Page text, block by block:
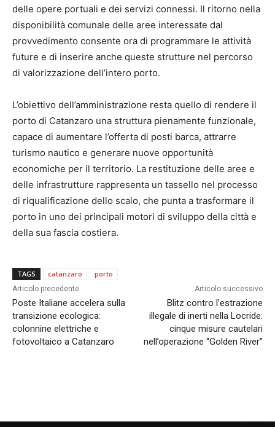
delle opere portuali e dei servizi connessi. Il ritorno nella
disponibilità comunale delle aree interessate dal
provvedimento consente ora di programmare le attività
future e di inserire anche queste strutture nel percorso
di valorizzazione dell’intero porto.
L’obiettivo dell’amministrazione resta quello di rendere il
porto di Catanzaro una struttura pienamente funzionale,
capace di aumentare l’offerta di posti barca, attrarre
turismo nautico e generare nuove opportunità
economiche per il territorio. La restituzione delle aree e
delle infrastrutture rappresenta un tassello nel processo
di riqualificazione dello scalo, che punta a trasformare il
porto in uno dei principali motori di sviluppo della città e
della sua fascia costiera.
TAGS catanzaro porto
Articolo precedente
Poste Italiane accelera sulla
transizione ecologica:
colonnine elettriche e
fotovoltaico a Catanzaro
Articolo successivo
Blitz contro l’estrazione
illegale di inerti nella Locride:
cinque misure cautelari
nell’operazione “Golden River”